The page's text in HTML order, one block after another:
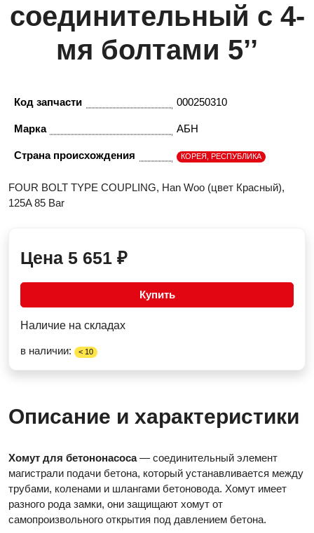
соединительный с 4-
мя болтами 5’’
Код запчасти 000250310
Марка АБН
Страна происхождения КОРЕЯ, РЕСПУБЛИКА
FOUR BOLT TYPE COUPLING, Han Woo (цвет Красный),
125A 85 Bar
Цена 5 651 ₽
Купить
Наличие на складах
в наличии: < 10
Описание и характеристики
Хомут для бетононасоса— соединительный элемент
магистрали подачи бетона, который устанавливается между
трубами, коленами и шлангами бетоновода. Хомут имеет
разного рода замки, они защищают хомут от
самопроизвольного открытия под давлением бетона.